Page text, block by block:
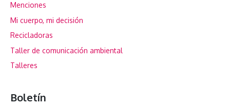
Menciones
Mi cuerpo, mi decisión
Recicladoras
Taller de comunicación ambiental
Talleres
Boletín